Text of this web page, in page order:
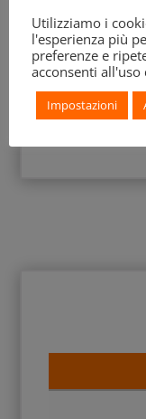
Utilizziamo i
l'esperienza più
preferenze e
acconsenti all'uso
Impostazioni